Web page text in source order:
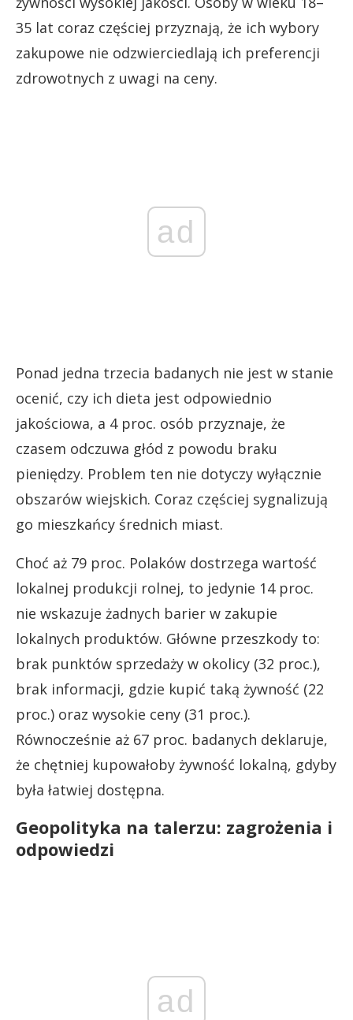
35 lat coraz częściej przyznają, że ich wybory
zakupowe nie odzwierciedlają ich preferencji
zdrowotnych z uwagi na ceny.
ad
Ponad jedna trzecia badanych nie jest w stanie
ocenić, czy ich dieta jest odpowiednio
jakościowa, a 4 proc. osób przyznaje, że
czasem odczuwa głód z powodu braku
pieniędzy. Problem ten nie dotyczy wyłącznie
obszarów wiejskich. Coraz częściej sygnalizują
go mieszkańcy średnich miast.
Choć aż 79 proc. Polaków dostrzega wartość
lokalnej produkcji rolnej, to jedynie 14 proc.
nie wskazuje żadnych barier w zakupie
lokalnych produktów. Główne przeszkody to:
brak punktów sprzedaży w okolicy (32 proc.),
brak informacji, gdzie kupić taką żywność (22
proc.) oraz wysokie ceny (31 proc.).
Równocześnie aż 67 proc. badanych deklaruje,
że chętniej kupowałoby żywność lokalną, gdyby
była łatwiej dostępna.
Geopolityka na talerzu: zagrożenia i
odpowiedzi
ad